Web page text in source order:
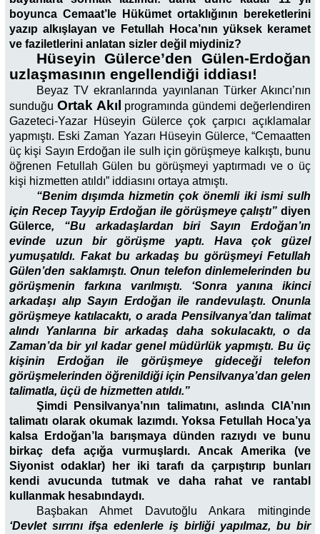
boyunca Cemaat’le Hükümet ortaklığının bereketlerini
yazıp alkışlayan ve Fetullah Hoca’nın yüksek keramet
ve faziletlerini anlatan sizler değil miydiniz?
Hüseyin Gülerce’den Gülen-Erdoğan
uzlaşmasının engellendiği iddiası!
Beyaz TV ekranlarında yayınlanan Türker Akıncı’nın
sunduğu Ortak Akıl
programında gündemi değerlendiren
Gazeteci-Yazar Hüseyin Gülerce çok çarpıcı açıklamalar
yapmıştı. Eski Zaman Yazarı Hüseyin Gülerce, “Cemaatten
üç kişi Sayın Erdoğan ile sulh için görüşmeye kalkıştı, bunu
öğrenen Fetullah Gülen bu görüşmeyi yaptırmadı ve o üç
kişi hizmetten atıldı” iddiasını ortaya atmıştı.
“Benim dışımda hizmetin çok önemli iki ismi sulh
için Recep Tayyip Erdoğan ile görüşmeye çalıştı” diyen
Gülerce, “Bu arkadaşlardan biri Sayın Erdoğan’ın
evinde uzun bir görüşme yaptı. Hava çok güzel
yumuşatıldı. Fakat bu arkadaş bu görüşmeyi Fetullah
Gülen’den saklamıştı. Onun telefon dinlemelerinden bu
görüşmenin farkına varılmıştı. ‘Sonra yanına ikinci
arkadaşı alıp Sayın Erdoğan ile randevulaştı. Onunla
görüşmeye katılacaktı, o arada Pensilvanya’dan talimat
alındı Yanlarına bir arkadaş daha sokulacaktı, o da
Zaman’da bir yıl kadar genel müdürlük yapmıştı. Bu üç
kişinin Erdoğan ile görüşmeye gideceği telefon
görüşmelerinden öğrenildiği için Pensilvanya’dan gelen
talimatla, üçü de hizmetten atıldı.”
Şimdi Pensilvanya’nın talimatını, aslında CIA’nın
talimatı olarak okumak lazımdı. Yoksa Fetullah Hoca’ya
kalsa Erdoğan’la barışmaya dünden razıydı ve bunu
birkaç defa açığa vurmuşlardı. Ancak Amerika (ve
Siyonist odaklar) her iki tarafı da çarpıştırıp bunları
kendi avucunda tutmak ve daha rahat ve rantabl
kullanmak hesabındaydı.
Başbakan Ahmet Davutoğlu Ankara mitinginde
‘Devlet sırrını ifşa edenlerle iş birliği yapılmaz, bu bir